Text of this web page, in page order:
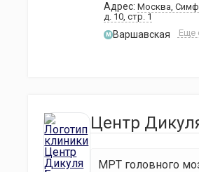
Адрес:Москва,
д. 10, стр. 1
м Варшавская Еще
Центр
МРТ головного